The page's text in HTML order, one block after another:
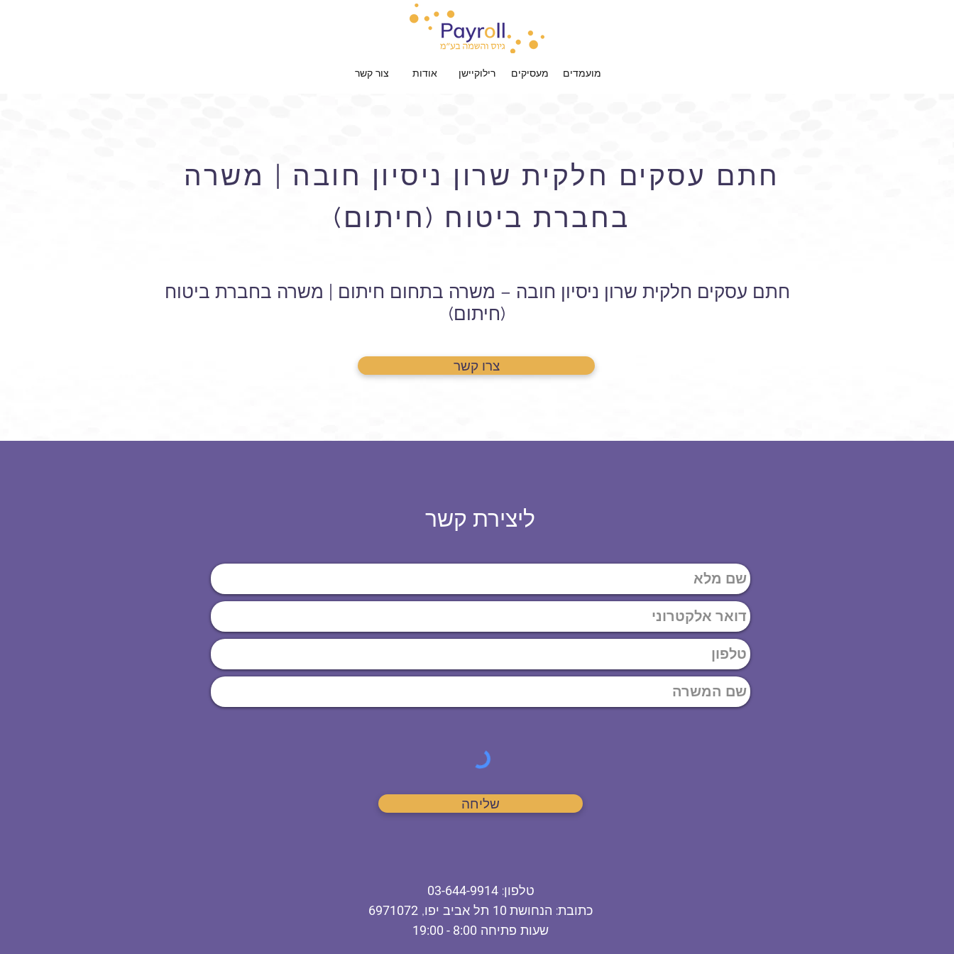
מועמדים מעסיקים רילוקיישן אודות צור קשר
חתם עסקים חלקית שרון ניסיון חובה | משרה
בחברת ביטוח (חיתום)
חתם עסקים חלקית שרון ניסיון חובה – משרה בתחום חיתום | משרה בחברת ביטוח
(חיתום)
צרו קשר
ליצירת קשר
טלפון:
03-644-9914
כתובת: הנחושת תל אביב יפו, 6971072
שעות פתיחה 8:00 - 19:00
שליחה